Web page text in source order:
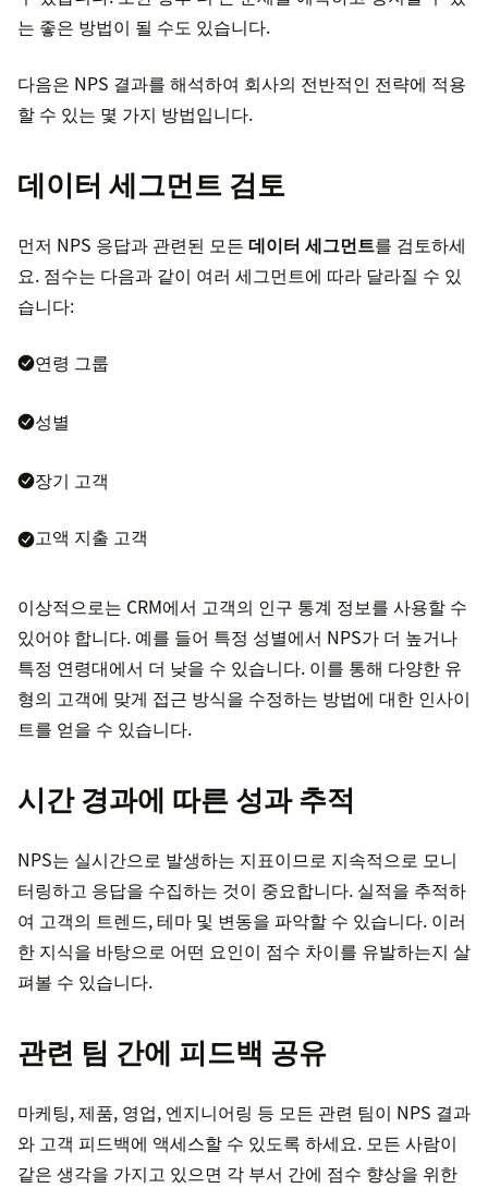
는 좋은 방법이 될 수도 있습니다.
다음은 NPS 결과를 해석하여 회사의 전반적인 전략에 적용
할 수 있는 몇 가지 방법입니다.
데이터 세그먼트 검토
먼저 NPS 응답과 관련된 모든 데이터 세그먼트를 검토하세
요. 점수는 다음과 같이 여러 세그먼트에 따라 달라질 수 있
습니다:
연령 그룹
성별
장기 고객
고액 지출 고객
이상적으로는 CRM에서 고객의 인구 통계 정보를 사용할 수
있어야 합니다. 예를 들어 특정 성별에서 NPS가 더 높거나
특정 연령대에서 더 낮을 수 있습니다. 이를 통해 다양한 유
형의 고객에 맞게 접근 방식을 수정하는 방법에 대한 인사이
트를 얻을 수 있습니다.
시간 경과에 따른 성과 추적
NPS는 실시간으로 발생하는 지표이므로 지속적으로 모니
터링하고 응답을 수집하는 것이 중요합니다. 실적을 추적하
여 고객의 트렌드, 테마 및 변동을 파악할 수 있습니다. 이러
한 지식을 바탕으로 어떤 요인이 점수 차이를 유발하는지 살
펴볼 수 있습니다.
관련 팀 간에 피드백 공유
마케팅, 제품, 영업, 엔지니어링 등 모든 관련 팀이 NPS 결과
와 고객 피드백에 액세스할 수 있도록 하세요. 모든 사람이
같은 생각을 가지고 있으면 각 부서 간에 점수 향상을 위한